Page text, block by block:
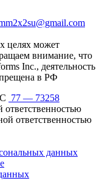
целях может
внимание, что
Inc., деятельность
в РФ
77 — 73258
ответственностью
данных